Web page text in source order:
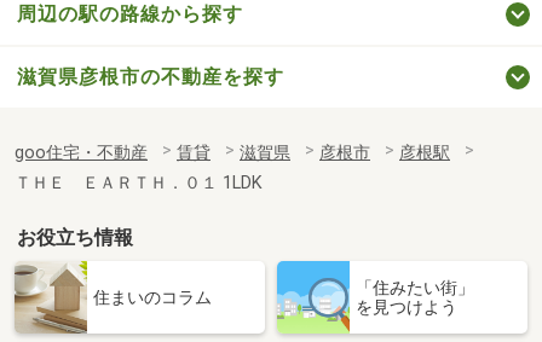
周辺の駅の路線から探す
滋賀県彦根市の不動産を探す
goo住宅・不動産 賃貸 滋賀県 彦根市
彦根駅
ＴＨＥ ＥＡＲＴＨ．０１ 1LDK
お役立ち情報
住まいのコラム
「住みたい街」
を見つけよう